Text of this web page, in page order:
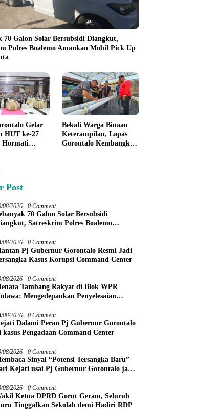
70 Galon Solar Bersubsidi Diangkut,
Polres Boalemo Amankan Mobil Pick Up
Gelar
HUT ke-27
Hormati
Bekali Warga Binaan
Keterampilan, Lapas
Gorontalo Kembangkan
Post
08/2026 0 Comment
70 Galon Solar Bersubsidi
Satreskrim Polres Boalemo
08/2026 0 Comment
Pj Gubernur Gorontalo Resmi Jadi
Kasus Korupsi Command Center
08/2026 0 Comment
Tambang Rakyat di Blok WPR
Mengedepankan Penyelesaian
08/2026 0 Comment
Dalami Peran Pj Gubernur Gorontalo
kasus Pengadaan Command Center
08/2026 0 Comment
Sinyal “Potensi Tersangka Baru”
Kejati usai Pj Gubernur Gorontalo jadi
08/2026 0 Comment
Ketua DPRD Gorut Geram, Seluruh
Tinggalkan Sekolah demi Hadiri RDP